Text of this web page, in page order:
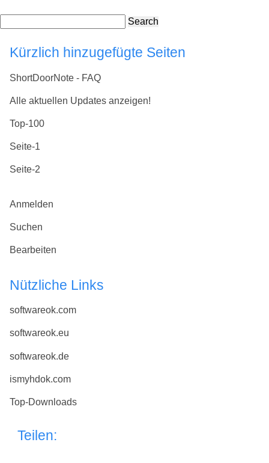
Search
Kürzlich hinzugefügte Seiten
ShortDoorNote - FAQ
Alle aktuellen Updates anzeigen!
Top-100
Seite-1
Seite-2
Anmelden
Suchen
Bearbeiten
Nützliche Links
softwareok.com
softwareok.eu
softwareok.de
ismyhdok.com
Top-Downloads
Teilen: